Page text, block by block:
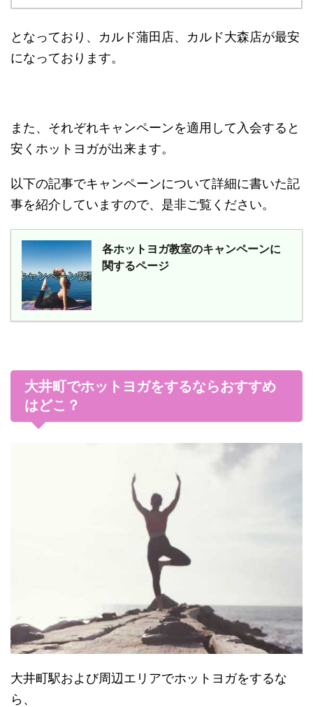
となっており、カルド蒲田店、カルド大森店が最安
になっております。
また、それぞれキャンペーンを適用して入会すると
安くホットヨガが出来ます。
以下の記事でキャンペーンについて詳細に書いた記
事を紹介していますので、是非ご覧ください。
各ホットヨガ教室のキャンペーンに
関するページ
大井町でホットヨガをするならおすすめ
はどこ？
大井町駅および周辺エリアでホットヨガをするな
ら、